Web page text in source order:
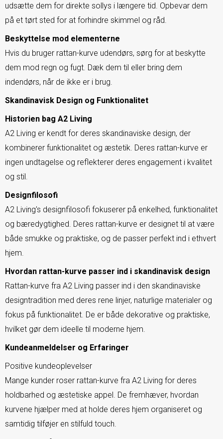
udsætte dem for direkte sollys i længere tid. Opbevar dem
på et tørt sted for at forhindre skimmel og råd.
Beskyttelse mod elementerne
Hvis du bruger rattan-kurve udendørs, sørg for at beskytte
dem mod regn og fugt. Dæk dem til eller bring dem
indendørs, når de ikke er i brug.
Skandinavisk Design og Funktionalitet
Historien bag A2 Living
A2 Living er kendt for deres skandinaviske design, der
kombinerer funktionalitet og æstetik. Deres rattan-kurve er
ingen undtagelse og reflekterer deres engagement i kvalitet
og stil.
Designfilosofi
A2 Living's designfilosofi fokuserer på enkelhed, funktionalitet
og bæredygtighed. Deres rattan-kurve er designet til at være
både smukke og praktiske, og de passer perfekt ind i ethvert
hjem.
Hvordan rattan-kurve passer ind i skandinavisk design
Rattan-kurve fra A2 Living passer ind i den skandinaviske
designtradition med deres rene linjer, naturlige materialer og
fokus på funktionalitet. De er både dekorative og praktiske,
hvilket gør dem ideelle til moderne hjem.
Kundeanmeldelser og Erfaringer
Positive kundeoplevelser
Mange kunder roser rattan-kurve fra A2 Living for deres
holdbarhed og æstetiske appel. De fremhæver, hvordan
kurvene hjælper med at holde deres hjem organiseret og
samtidig tilføjer en stilfuld touch.